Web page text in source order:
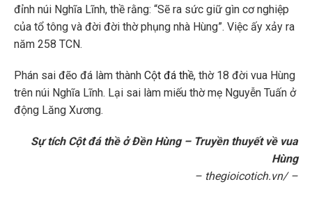
đỉnh núi Nghĩa Lĩnh, thề rằng: “Sẽ ra sức giữ gìn cơ nghiệp
của tổ tông và đời đời thờ phụng nhà Hùng”. Việc ấy xảy ra
năm 258 TCN.
Phán sai đẽo đá làm thành Cột đá thề, thờ 18 đời vua Hùng
trên núi Nghĩa Lĩnh. Lại sai làm miếu thờ mẹ Nguyễn Tuấn ở
động Lăng Xương.
Sự tích Cột đá thề ở Đền Hùng – Truyền thuyết về vua
Hùng
– thegioicotich.vn/ –